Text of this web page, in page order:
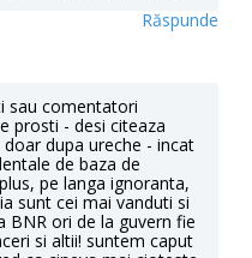
Răspunde
sau comentatori
prosti - desi citeaza
dupa ureche - incat
de baza de
pe langa ignoranta,
sunt cei mai vanduti si
BNR ori de la guvern fie
si altii! suntem caput